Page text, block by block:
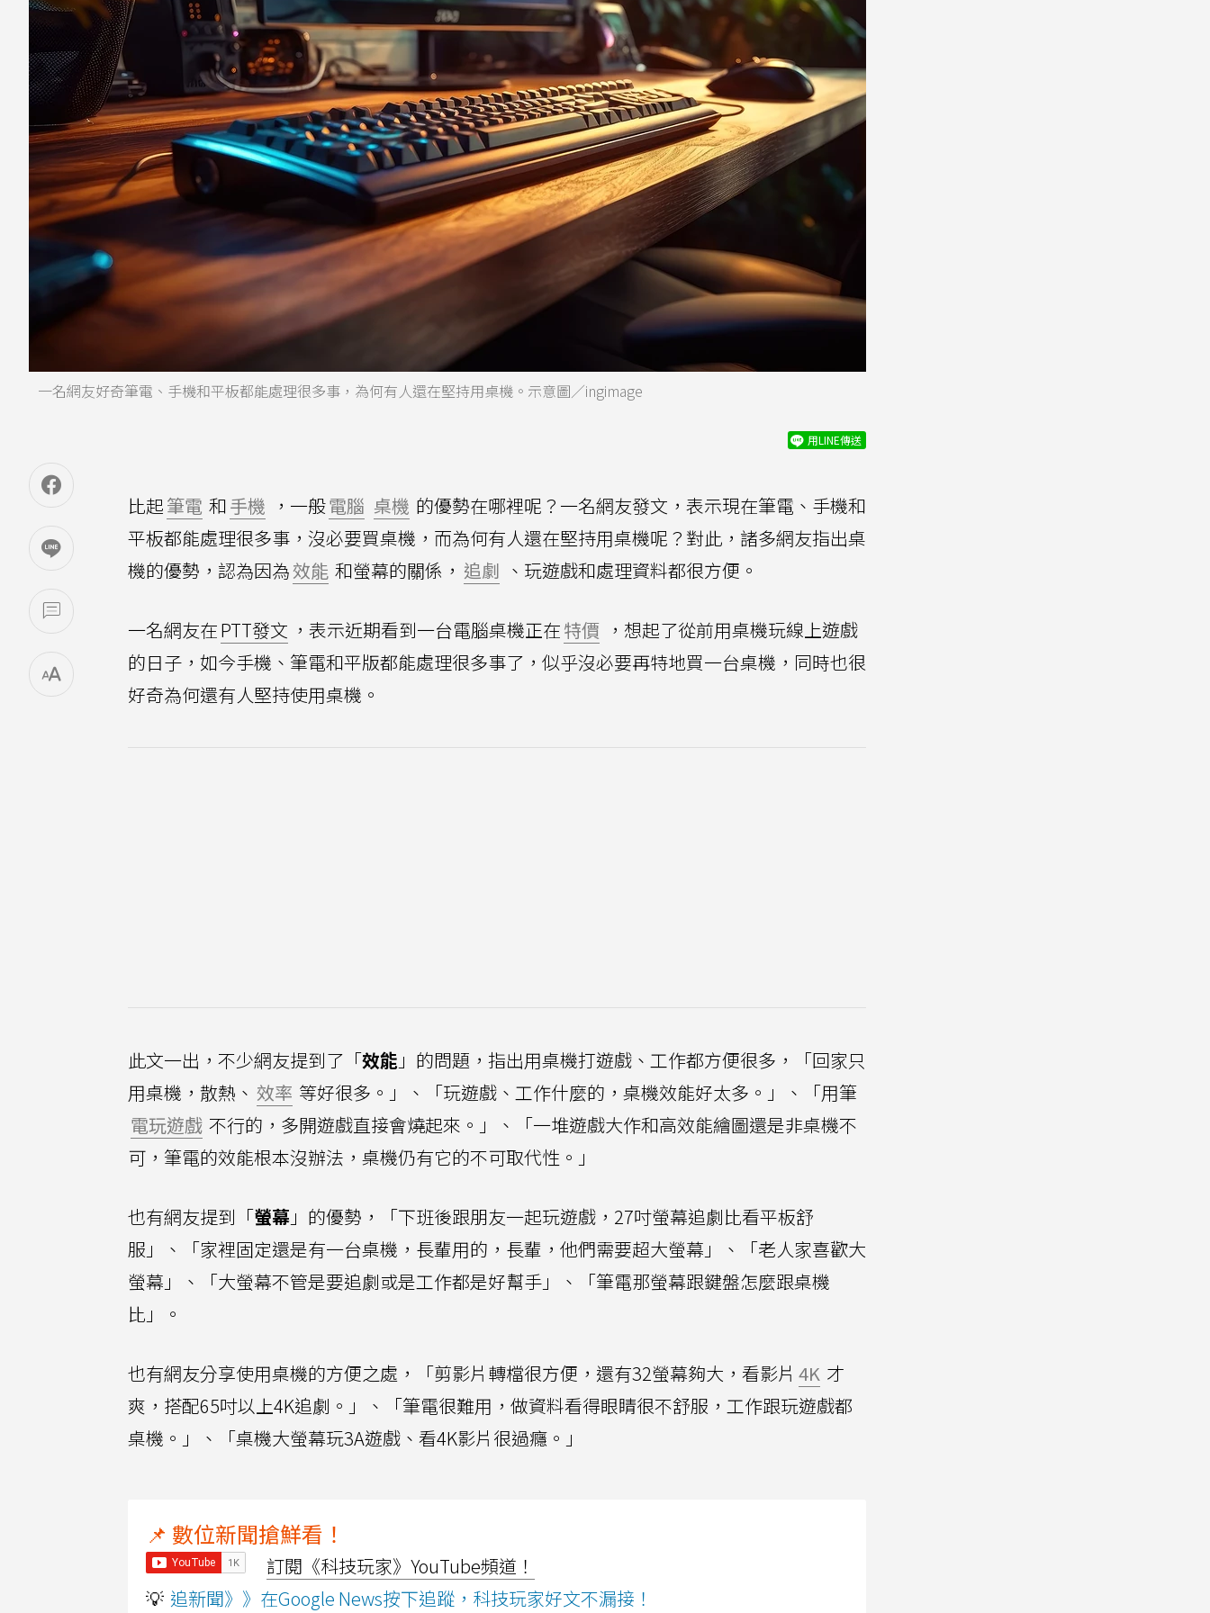
一名網友好奇筆電、手機和平板都能處理很多事，為何有人還在堅持用桌機。示意圖／ingimage
用LINE傳送
比起筆電 和手機 ，一般電腦 桌機 的優勢在哪裡呢？一名網友發文，表示現在筆電、手機和
平板都能處理很多事，沒必要買桌機，而為何有人還在堅持用桌機呢？對此，諸多網友指出桌
機的優勢，認為因為效能 和螢幕的關係， 追劇 、玩遊戲和處理資料都很方便。
一名網友在PTT發文 ，表示近期看到一台電腦桌機正在特價 ，想起了從前用桌機玩線上遊戲
的日子，如今手機、筆電和平版都能處理很多事了，似乎沒必要再特地買一台桌機，同時也很
好奇為何還有人堅持使用桌機。
此文一出，不少網友提到了「效能 」的問題，指出用桌機打遊戲、工作都方便很多，「回家只
用桌機，散熱、 效率 等好很多。」、「玩遊戲、工作什麼的，桌機效能好太多。」、「用筆
電玩遊戲 不行的，多開遊戲直接會燒起來。」、「一堆遊戲大作和高效能繪圖還是非桌機不
可，筆電的效能根本沒辦法，桌機仍有它的不可取代性。」
也有網友提到「螢幕 」的優勢，「下班後跟朋友一起玩遊戲，27吋螢幕追劇比看平板舒
服」、「家裡固定還是有一台桌機，長輩用的，長輩，他們需要超大螢幕」、「老人家喜歡大
螢幕」、「大螢幕不管是要追劇或是工作都是好幫手」、「筆電那螢幕跟鍵盤怎麼跟桌機
比」。
也有網友分享使用桌機的方便之處，「剪影片轉檔很方便，還有32螢幕夠大，看影片 4K 才
爽，搭配65吋以上4K追劇。」、「筆電很難用，做資料看得眼睛很不舒服，工作跟玩遊戲都
桌機。」、「桌機大螢幕玩3A遊戲、看4K影片很過癮。」
📌 數位新聞搶鮮看！
訂閱《科技玩家》YouTube頻道！
💡 追新聞》》在Google News按下追蹤，科技玩家好文不漏接！